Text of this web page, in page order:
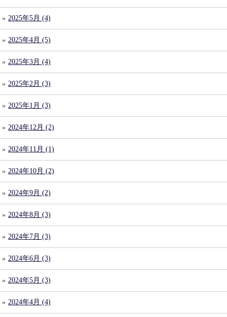
2025年5月 (4)
2025年4月 (5)
2025年3月 (4)
2025年2月 (3)
2025年1月 (3)
2024年12月 (2)
2024年11月 (1)
2024年10月 (2)
2024年9月 (2)
2024年8月 (3)
2024年7月 (3)
2024年6月 (3)
2024年5月 (3)
2024年4月 (4)